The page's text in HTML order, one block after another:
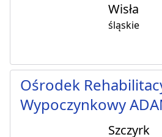
Wisła
śląskie
Ośrodek
Wypoczynkowy
Szczyrk